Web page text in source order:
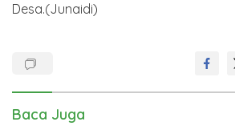
Desa.(Junaidi)
Baca Juga